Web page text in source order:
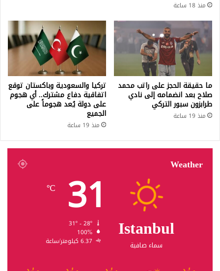
منذ 18 ساعة
ما حقيقة الحجز على راتب محمد
صلاح بعد انضمامه إلى نادي
طرابزون سبور التركي
منذ 19 ساعة
تركيا والسعودية وباكستان توقع
اتفاقية دفاع مشترك.. أي هجوم
على دولة يُعد هجوماً على
الجميع
منذ 19 ساعة
Weather
Istanbul
سماء صافية
31
℃
100%
6.37 كيلومتر/ساعة